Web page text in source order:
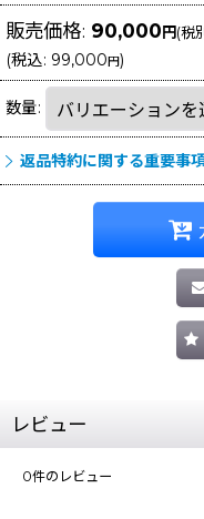
販売価格: 90,000円(税
(税込: 99,000 円)
数量:
返品特約に関する重要事
レビュー
0件のレビュー